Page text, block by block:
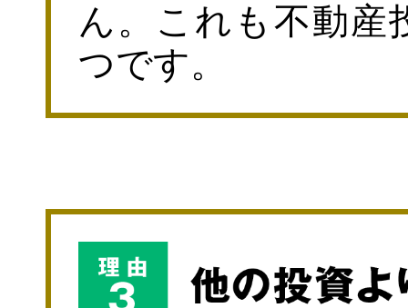
ん。これも不動産
つです。